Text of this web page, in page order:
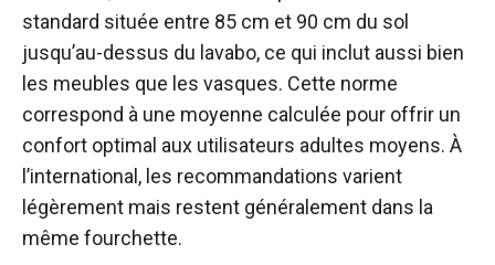
standard située entre 85 cm et 90 cm du sol
jusqu’au-dessus du lavabo, ce qui inclut aussi bien
les meubles que les vasques. Cette norme
correspond à une moyenne calculée pour offrir un
confort optimal aux utilisateurs adultes moyens. À
l’international, les recommandations varient
légèrement mais restent généralement dans la
même fourchette.